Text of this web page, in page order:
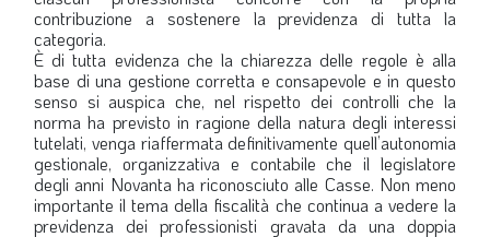
contribuzione a sostenere la previdenza di tutta la
categoria.
È di tutta evidenza che la chiarezza delle regole è alla
base di una gestione corretta e consapevole e in questo
senso si auspica che, nel rispetto dei controlli che la
norma ha previsto in ragione della natura degli interessi
tutelati, venga riaffermata definitivamente quell’autonomia
gestionale, organizzativa e contabile che il legislatore
degli anni Novanta ha riconosciuto alle Casse. Non meno
importante il tema della fiscalità che continua a vedere la
previdenza dei professionisti gravata da una doppia